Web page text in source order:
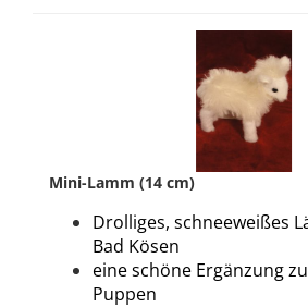
Mini-Lamm (14 cm)
Drolliges, schneeweißes
Bad Kösen
eine schöne Ergänzung
Puppen